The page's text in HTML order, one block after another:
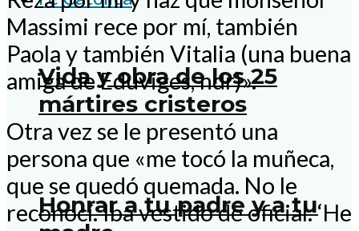
Vida y obra de los 25
mártires cristeros
Honrar a tu padre y a tu
Massimi rece por mí, también
Paola y también Vitalia (una buena
amiga de Eduviges, ndr)».
Otra vez se le presentó una
persona que «me tocó la muñeca,
que se quedó quemada. No le
reconocí. Iba vestido de oficial. ‘He